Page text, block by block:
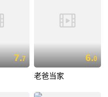
7.7 6.0
老爸当家